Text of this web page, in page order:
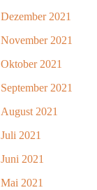
Dezember 2021
November 2021
Oktober 2021
September 2021
August 2021
Juli 2021
Juni 2021
Mai 2021